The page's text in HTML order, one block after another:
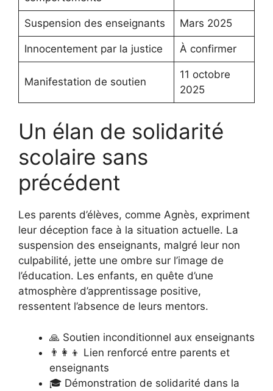
Suspension des enseignants Mars 2025
Innocentement par la justice À confirmer
Manifestation de soutien
11 octobre
2025
Un élan de solidarité
scolaire sans
précédent
Les parents d’élèves, comme Agnès, expriment
leur déception face à la situation actuelle. La
suspension des enseignants, malgré leur non
culpabilité, jette une ombre sur l’image de
l’éducation. Les enfants, en quête d’une
atmosphère d’apprentissage positive,
ressentent l’absence de leurs mentors.
🙏 Soutien inconditionnel aux enseignants
👨‍👩‍👦 Lien renforcé entre parents et
enseignants
🎓 Démonstration de solidarité dans la